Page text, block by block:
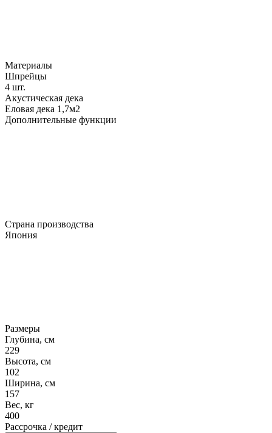
Материалы
Шпрейцы
4 шт.
Акустическая дека
Еловая дека 1,7м2
Дополнительные функции
Страна производства
Япония
Размеры
Глубина, см
229
Высота, см
102
Ширина, см
157
Вес, кг
400
Рассрочка / кредит